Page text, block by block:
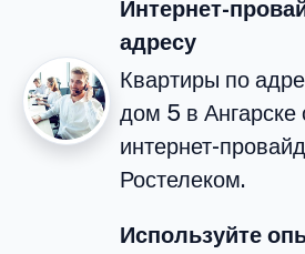
Интернет-
адресу
Квартиры по
дом 5 в Ангарске
интернет-
Ростелеком.
Используйте